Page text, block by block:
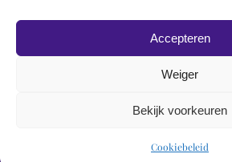
Accepteren
Weiger
Bekijk voorkeuren
Cookiebeleid
© 2019 Roel Wiechers | Powered by